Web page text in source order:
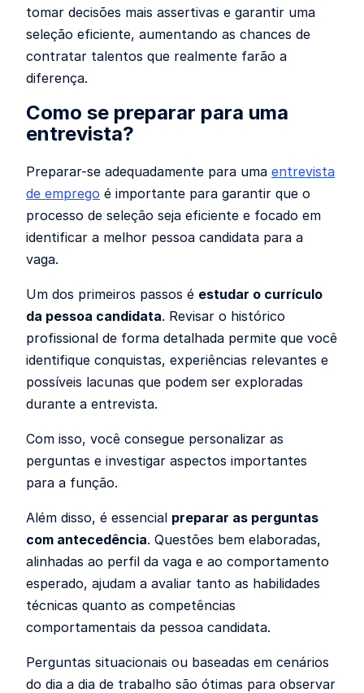
tomar decisões mais assertivas e garantir uma
seleção eficiente, aumentando as chances de
contratar talentos que realmente farão a
diferença.
Como se preparar para uma
entrevista?
Preparar-se adequadamente para uma entrevista
de emprego é importante para garantir que o
processo de seleção seja eficiente e focado em
identificar a melhor pessoa candidata para a
vaga.
Um dos primeiros passos é estudar o currículo
da pessoa candidata. Revisar o histórico
profissional de forma detalhada permite que você
identifique conquistas, experiências relevantes e
possíveis lacunas que podem ser exploradas
durante a entrevista.
Com isso, você consegue personalizar as
perguntas e investigar aspectos importantes
para a função.
Além disso, é essencial preparar as perguntas
com antecedência. Questões bem elaboradas,
alinhadas ao perfil da vaga e ao comportamento
esperado, ajudam a avaliar tanto as habilidades
técnicas quanto as competências
comportamentais da pessoa candidata.
Perguntas situacionais ou baseadas em cenários
do dia a dia de trabalho são ótimas para observar